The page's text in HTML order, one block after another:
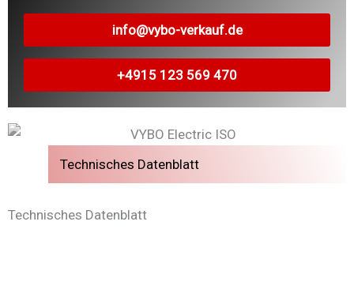
info@vybo-verkauf.de
+4915 123 569 470
Technisches Datenblatt
Technisches Datenblatt